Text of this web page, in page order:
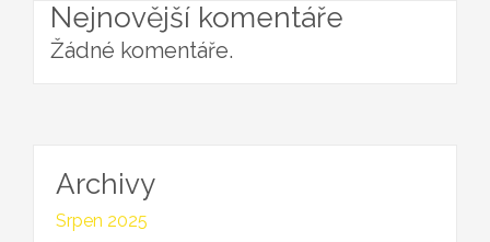
Nejnovější komentáře
Žádné komentáře.
Archivy
Srpen 2025